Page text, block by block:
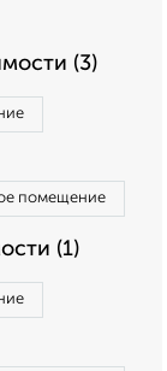
(3)
помещение
(1)